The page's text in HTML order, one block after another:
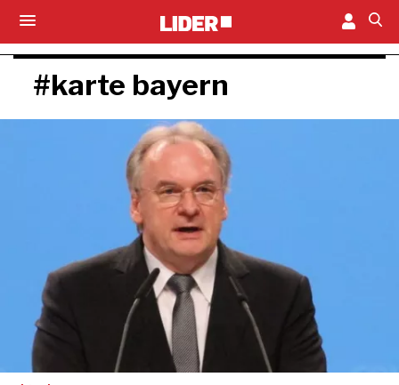
#karte bayern